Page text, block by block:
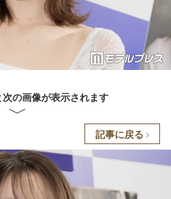
の画像が表示されます
記事に戻る